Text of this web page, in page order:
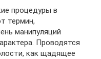
процедуры в
термин,
манипуляций
Проводятся
как щадящее